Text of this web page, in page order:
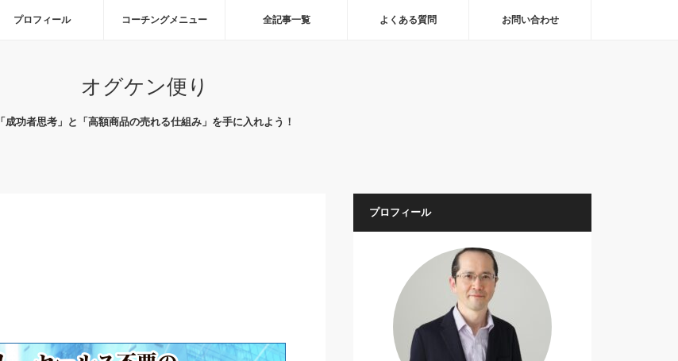
プロフィール コーチングメニュー 全記事一覧 よくある質問 お問い合わせ
オグケン便り
「成功者思考」と「高額商品の売れる仕組み」を手に入れよう！
プロフィール